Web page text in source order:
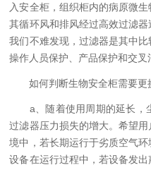
入安全柜，组织柜内的病原微
其循环风和排风经过高效过滤器
我们不难发现，过滤器是其中
操作人员保护、产品保护和交叉
如何判断生物安全柜需要更
a、随着使用周期的延长，
过滤器压力损失的增大。希望
境中，若长期运行于劣质空气环
设备在运行过程中，若设备发